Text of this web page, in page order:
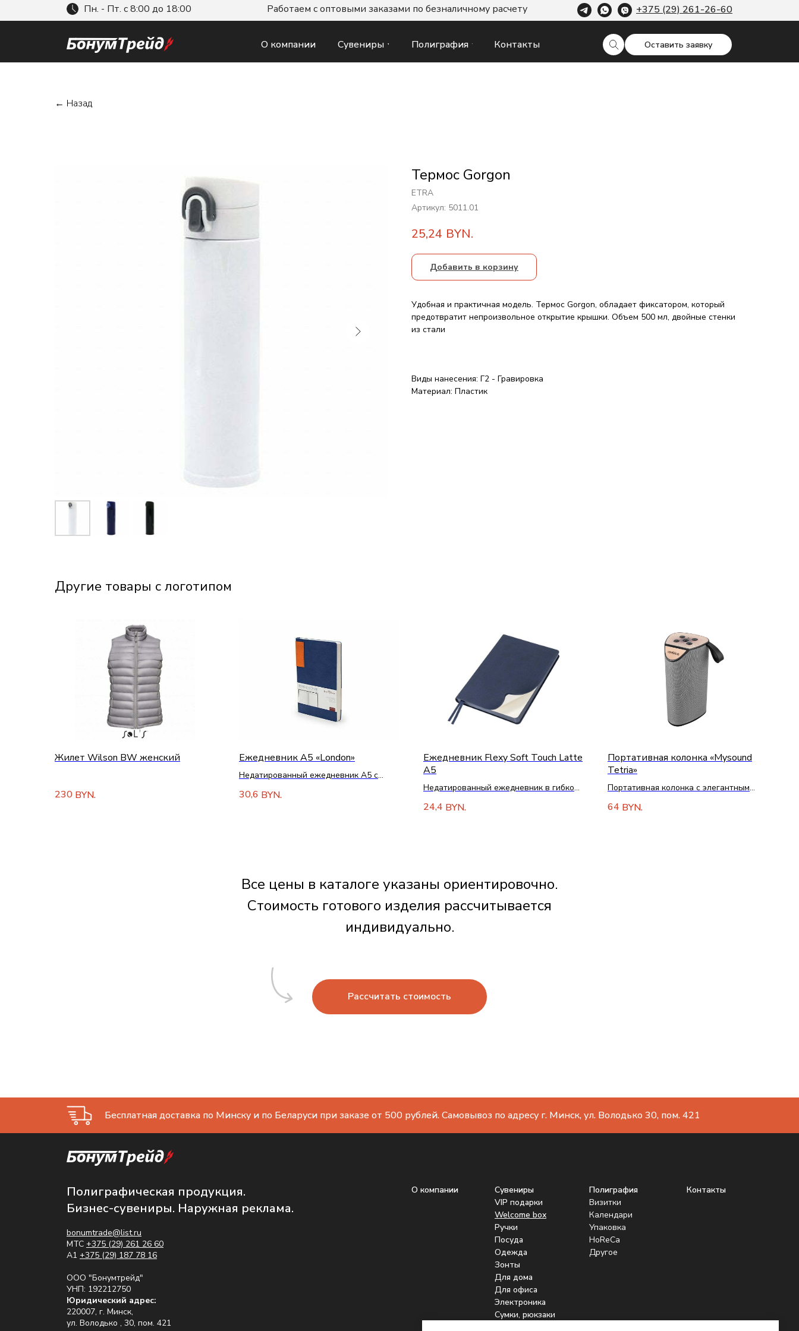
Оставить заявку
О компании Сувениры Полиграфия Контакты
Пн. - Пт. с 8:00 до 18:00 +375 (29) 261-26-60
Работаем с оптовыми заказами по безналичному расчету
← Назад
Термос Gorgon
ETRA
Артикул: 5011.01
25,24 BYN.
Добавить в корзину
Удобная и практичная модель. Термос Gorgon, обладает фиксатором, который
предотвратит непроизвольное открытие крышки. Объем 500 мл, двойные стенки
из стали
Виды нанесения: Г2 - Гравировка
Материал: Пластик
Другие товары с логотипом
Жилет Wilson BW женский
230 BYN.
Ежедневник А5 «London»
Недатированный ежедневник А5 с
30,6 BYN.
Ежедневник Flexy Soft Touch Latte
А5
Недатированный ежедневник в гибкой
24,4 BYN.
Портативная колонка «Mysound
Tetria»
Портативная колонка с элегантным
64 BYN.
Все цены в каталоге указаны ориентировочно.
Стоимость готового изделия рассчитывается
индивидуально.
Рассчитать стоимость
Бесплатная доставка по Минску и по Беларуси при заказе от 500 рублей. Самовывоз по адресу г. Минск, ул. Володько 30, пом. 421
Контакты
Полиграфия
Визитки
Календари
Упаковка
HoReCa
Другое
Сувениры
VIP подарки
Welcome box
Ручки
Посуда
Одежда
Зонты
Для дома
Для офиса
Электроника
Сумки, рюкзаки
О компании
bonumtrade@list.ru
МТС +375 (29) 261 26 60
A1 +375 (29) 187 78 16
ООО "Бонумтрейд"
УНП: 192212750
Юридический адрес:
220007, г. Минск,
ул. Володько , 30, пом. 421
Полиграфическая продукция.
Бизнес-сувениры. Наружная реклама.